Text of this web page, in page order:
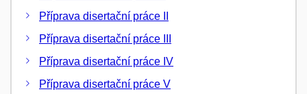
Příprava disertační práce II
Příprava disertační práce III
Příprava disertační práce IV
Příprava disertační práce V